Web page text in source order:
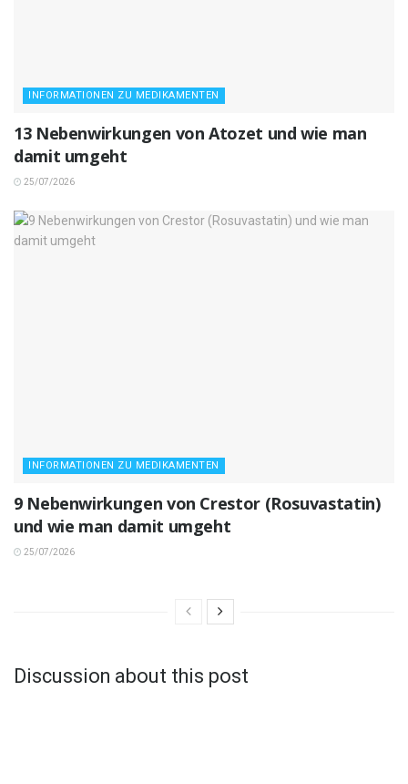
INFORMATIONEN ZU MEDIKAMENTEN
13 Nebenwirkungen von Atozet und wie man
damit umgeht
25/07/2026
INFORMATIONEN ZU MEDIKAMENTEN
9 Nebenwirkungen von Crestor (Rosuvastatin)
und wie man damit umgeht
25/07/2026
Discussion about this post